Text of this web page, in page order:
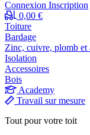
Connexion Inscription
0,00 €
Toiture
Bardage
Zinc, cuivre, plomb et
Isolation
Accessoires
Bois
Academy
Travail sur mesure
Tout pour votre toit